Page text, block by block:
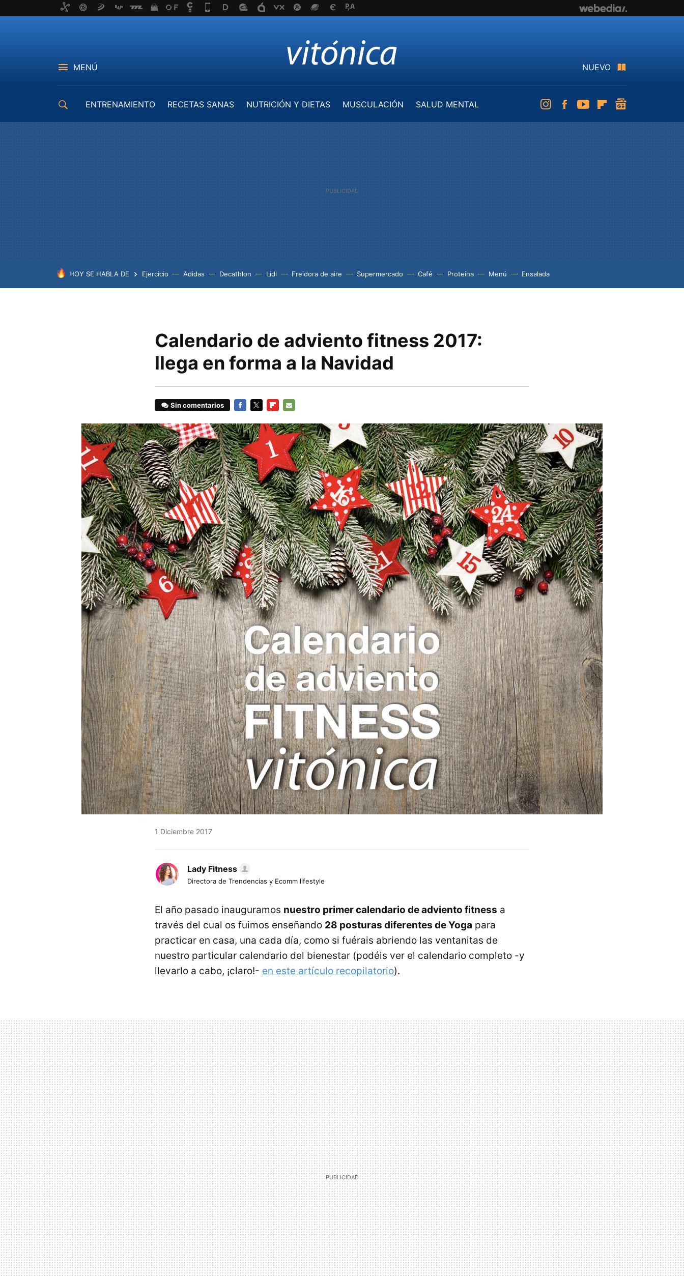
MENÚ NUEVO
ENTRENAMIENTO RECETAS SANAS NUTRICIÓN Y DIETAS MUSCULACIÓN
SALUD MENTAL
InstagramFacebookYoutubeFlipboard
HOY SE HABLA DE Ejercicio Adidas Decathlon Lidl Freidora de aire Supermercado Café Proteína Menú Ensalada
Calendario de adviento fitness 2017:
llega en forma a la Navidad
Sin comentarios
MAIL
1 Diciembre 2017
Lady Fitness
Directora de Trendencias y Ecomm lifestyle
El año pasado inauguramos nuestro primer calendario de adviento fitness a
través del cual os fuimos enseñando 28 posturas diferentes de Yoga para
practicar en casa, una cada día, como si fuérais abriendo las ventanitas de
nuestro particular calendario del bienestar (podéis ver el calendario completo -y
llevarlo a cabo, ¡claro!- en este artículo recopilatorio).